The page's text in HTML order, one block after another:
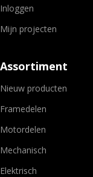
Inloggen
Mijn projecten
Assortiment
Nieuw producten
Framedelen
Motordelen
Mechanisch
Elektrisch